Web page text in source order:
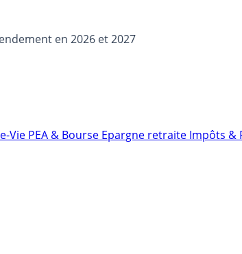
en 2026 et 2027
Vie PEA & Bourse Epargne retraite Impôts &